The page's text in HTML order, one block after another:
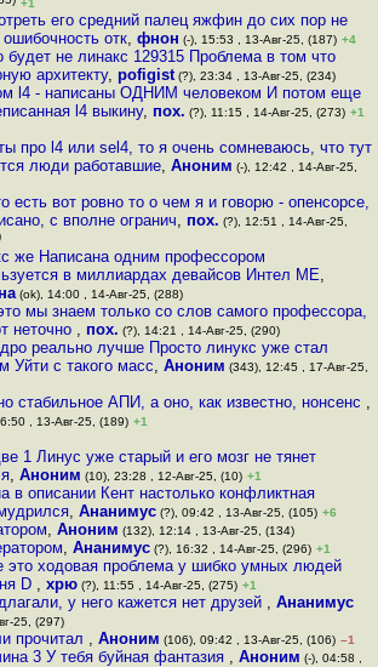
+1
его средний палец яжфин до сих пор не
ошибочность отк, фнон (-), 15:53 , 13-Авг-25, (187) +4
будет не линакс 129315 Проблема в том что
архитекту, pofigist(?), 23:34 , 13-Авг-25, (234)
l4 - написаны ОДНИМ человеком И потом еще
l4 выкину, пох. (?), 11:15 , 14-Авг-25, (273) +1
про l4 или sel4, то я очень сомневаюсь, что тут
люди работавшие,Аноним (-), 12:42 , 14-Авг-25,
есть вот ровно то о чем я и говорю - опенсорсе,
с вполне огранич, пох. (?), 12:51 , 14-Авг-25,
же Написана одним профессором
в миллиардах девайсов Интел МЕ,
(ok), 14:00 , 14-Авг-25, (288)
мы знаем только со слов самого профессора,
неточно , пох. (?), 14:21 , 14-Авг-25, (290)
реально лучше Просто линукс уже стал
Уйти с такого масс, Аноним (343), 12:45 , 17-Авг-25,
стабильное АПИ, а оно, как известно, нонсенс ,
, 13-Авг-25, (189) +1
1 Линус уже старый и его мозг не тянет
,Аноним (10), 23:28 , 12-Авг-25, (10) +1
в описании Кент настолько конфликтная
, Ананимус(?), 09:42 , 13-Авг-25, (105) +6
, Аноним (132), 12:14 , 13-Авг-25, (134)
,Ананимус (?), 16:32 , 14-Авг-25, (296) +1
это ходовая проблема у шибко умных людей
D , хрю(?), 11:55 , 14-Авг-25, (275) +1
у него кажется нет друзей ,Ананимус
25, (297)
прочитал , Аноним (106), 09:42 , 13-Авг-25, (106) –1
3 У тебя буйная фантазия , Аноним (-), 04:58 ,